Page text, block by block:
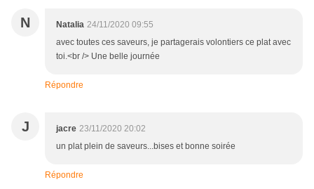
N Natalia 24/11/2020 09:55
avec toutes ces saveurs, je partagerais volontiers ce plat avec
toi.<br /> Une belle journée
Répondre
J jacre 23/11/2020 20:02
un plat plein de saveurs...bises et bonne soirée
Répondre